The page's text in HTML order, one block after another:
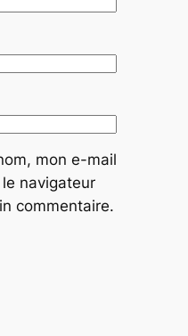
mon e-mail
navigateur
commentaire.